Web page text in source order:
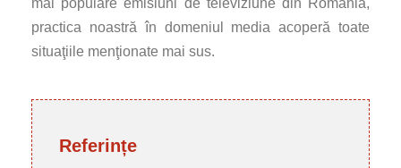
mai populare emisiuni de televiziune din România,
practica noastră în domeniul media acoperă toate
situaţiile menţionate mai sus.
Referințe